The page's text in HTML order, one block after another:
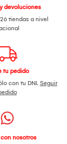
devoluciones
tiendas a nivel
tu pedido
con tu DNI. Seguir
nosotros